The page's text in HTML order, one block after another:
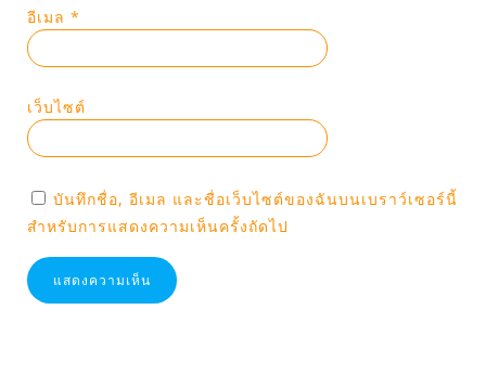
อีเมล *
เว็บไซต์
บันทึกชื่อ, อีเมล และชื่อเว็บไซต์ของฉันบนเบราว์เซอร์นี้
สำหรับการแสดงความเห็นครั้งถัดไป